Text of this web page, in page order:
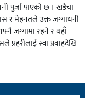
पुर्जा पाएकाे छ । खडैचा
र मेहनतले उक्त जग्गाधनी
जग्गामा रहने र यहाँ
स्वा प्रवाहदेखि